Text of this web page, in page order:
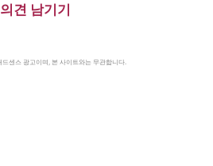
의견 남기기
센스 광고이며, 본 사이트와는 무관합니다.